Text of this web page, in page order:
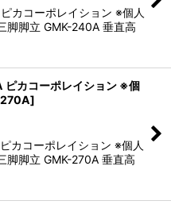
カコーポレイション ※個人
脚立 GMK-240A 垂直高
カコーポレイション ※個
]
カコーポレイション ※個人
脚立 GMK-270A 垂直高